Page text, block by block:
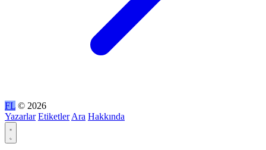
FL © 2026
Yazarlar Etiketler Ara Hakkında